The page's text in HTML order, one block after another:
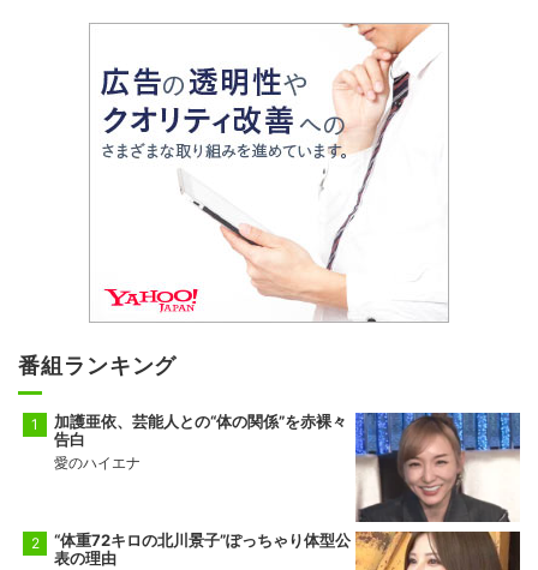
番組ランキング
加護亜依、芸能人との“体の関係”を赤裸々
告白
愛のハイエナ
“体重72キロの北川景子”ぽっちゃり体型公
表の理由